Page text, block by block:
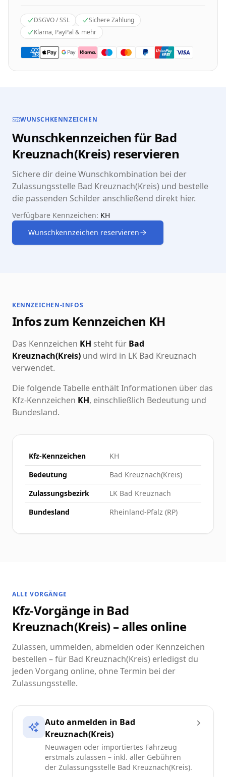
DSGVO / SSL
Sichere Zahlung
Klarna, PayPal & mehr
WUNSCHKENNZEICHEN
Wunschkennzeichen für Bad
Kreuznach(Kreis) reservieren
Sichere dir deine Wunschkombination bei der
Zulassungsstelle Bad Kreuznach(Kreis) und bestelle
die passenden Schilder anschließend direkt hier.
Verfügbare Kennzeichen: KH
Wunschkennzeichen reservieren
KENNZEICHEN-INFOS
Infos zum Kennzeichen KH
Das Kennzeichen KH steht für Bad
Kreuznach(Kreis) und wird in LK Bad Kreuznach
verwendet.
Die folgende Tabelle enthält Informationen über das
Kfz-Kennzeichen KH, einschließlich Bedeutung und
Bundesland.
Kfz-Kennzeichen
KH
Bedeutung
Bad Kreuznach(Kreis)
Zulassungsbezirk
LK Bad Kreuznach
Bundesland
Rheinland-Pfalz (RP)
ALLE VORGÄNGE
Kfz-Vorgänge in Bad
Kreuznach(Kreis) – alles online
Zulassen, ummelden, abmelden oder Kennzeichen
bestellen – für Bad Kreuznach(Kreis) erledigst du
jeden Vorgang online, ohne Termin bei der
Zulassungsstelle.
Auto anmelden in Bad
Kreuznach(Kreis)
Neuwagen oder importiertes Fahrzeug
erstmals zulassen – inkl. aller Gebühren
der Zulassungsstelle Bad Kreuznach(Kreis).